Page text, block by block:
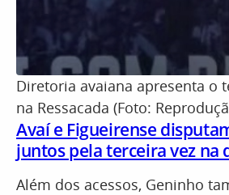
Diretoria avaiana apresenta o
na Ressacada (Foto:
Avaí e Figueirense
juntos pela terceira vez na
Além dos acessos, Geninho